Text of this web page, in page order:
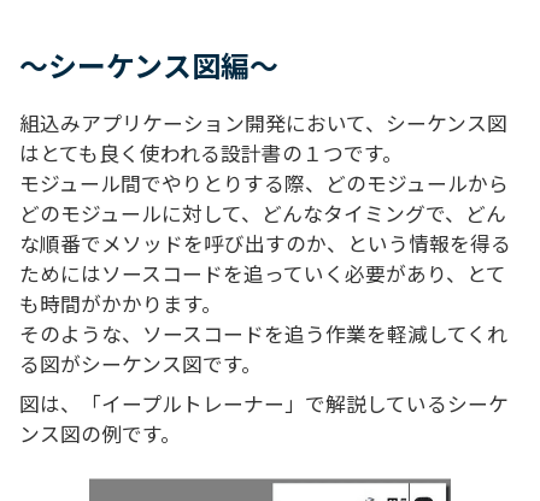
～シーケンス図編～
組込みアプリケーション開発において、シーケンス図
はとても良く使われる設計書の１つです。
モジュール間でやりとりする際、どのモジュールから
どのモジュールに対して、どんなタイミングで、どん
な順番でメソッドを呼び出すのか、という情報を得る
ためにはソースコードを追っていく必要があり、とて
も時間がかかります。
そのような、ソースコードを追う作業を軽減してくれ
る図がシーケンス図です。
図は、「イープルトレーナー」で解説しているシーケ
ンス図の例です。